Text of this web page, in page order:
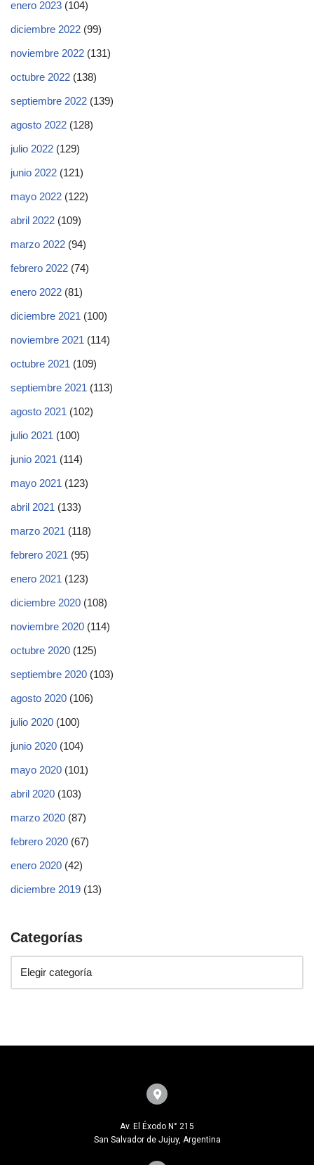
enero 2023 (104)
diciembre 2022 (99)
noviembre 2022 (131)
octubre 2022 (138)
septiembre 2022 (139)
agosto 2022 (128)
julio 2022 (129)
junio 2022 (121)
mayo 2022 (122)
abril 2022 (109)
marzo 2022 (94)
febrero 2022 (74)
enero 2022 (81)
diciembre 2021 (100)
noviembre 2021 (114)
octubre 2021 (109)
septiembre 2021 (113)
agosto 2021 (102)
julio 2021 (100)
junio 2021 (114)
mayo 2021 (123)
abril 2021 (133)
marzo 2021 (118)
febrero 2021 (95)
enero 2021 (123)
diciembre 2020 (108)
noviembre 2020 (114)
octubre 2020 (125)
septiembre 2020 (103)
agosto 2020 (106)
julio 2020 (100)
junio 2020 (104)
mayo 2020 (101)
abril 2020 (103)
marzo 2020 (87)
febrero 2020 (67)
enero 2020 (42)
diciembre 2019 (13)
Categorías
Av. El Éxodo N° 215
San Salvador de Jujuy, Argentina